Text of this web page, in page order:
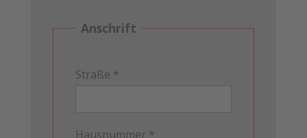
Anschrift
Straße *
Hausnummer *